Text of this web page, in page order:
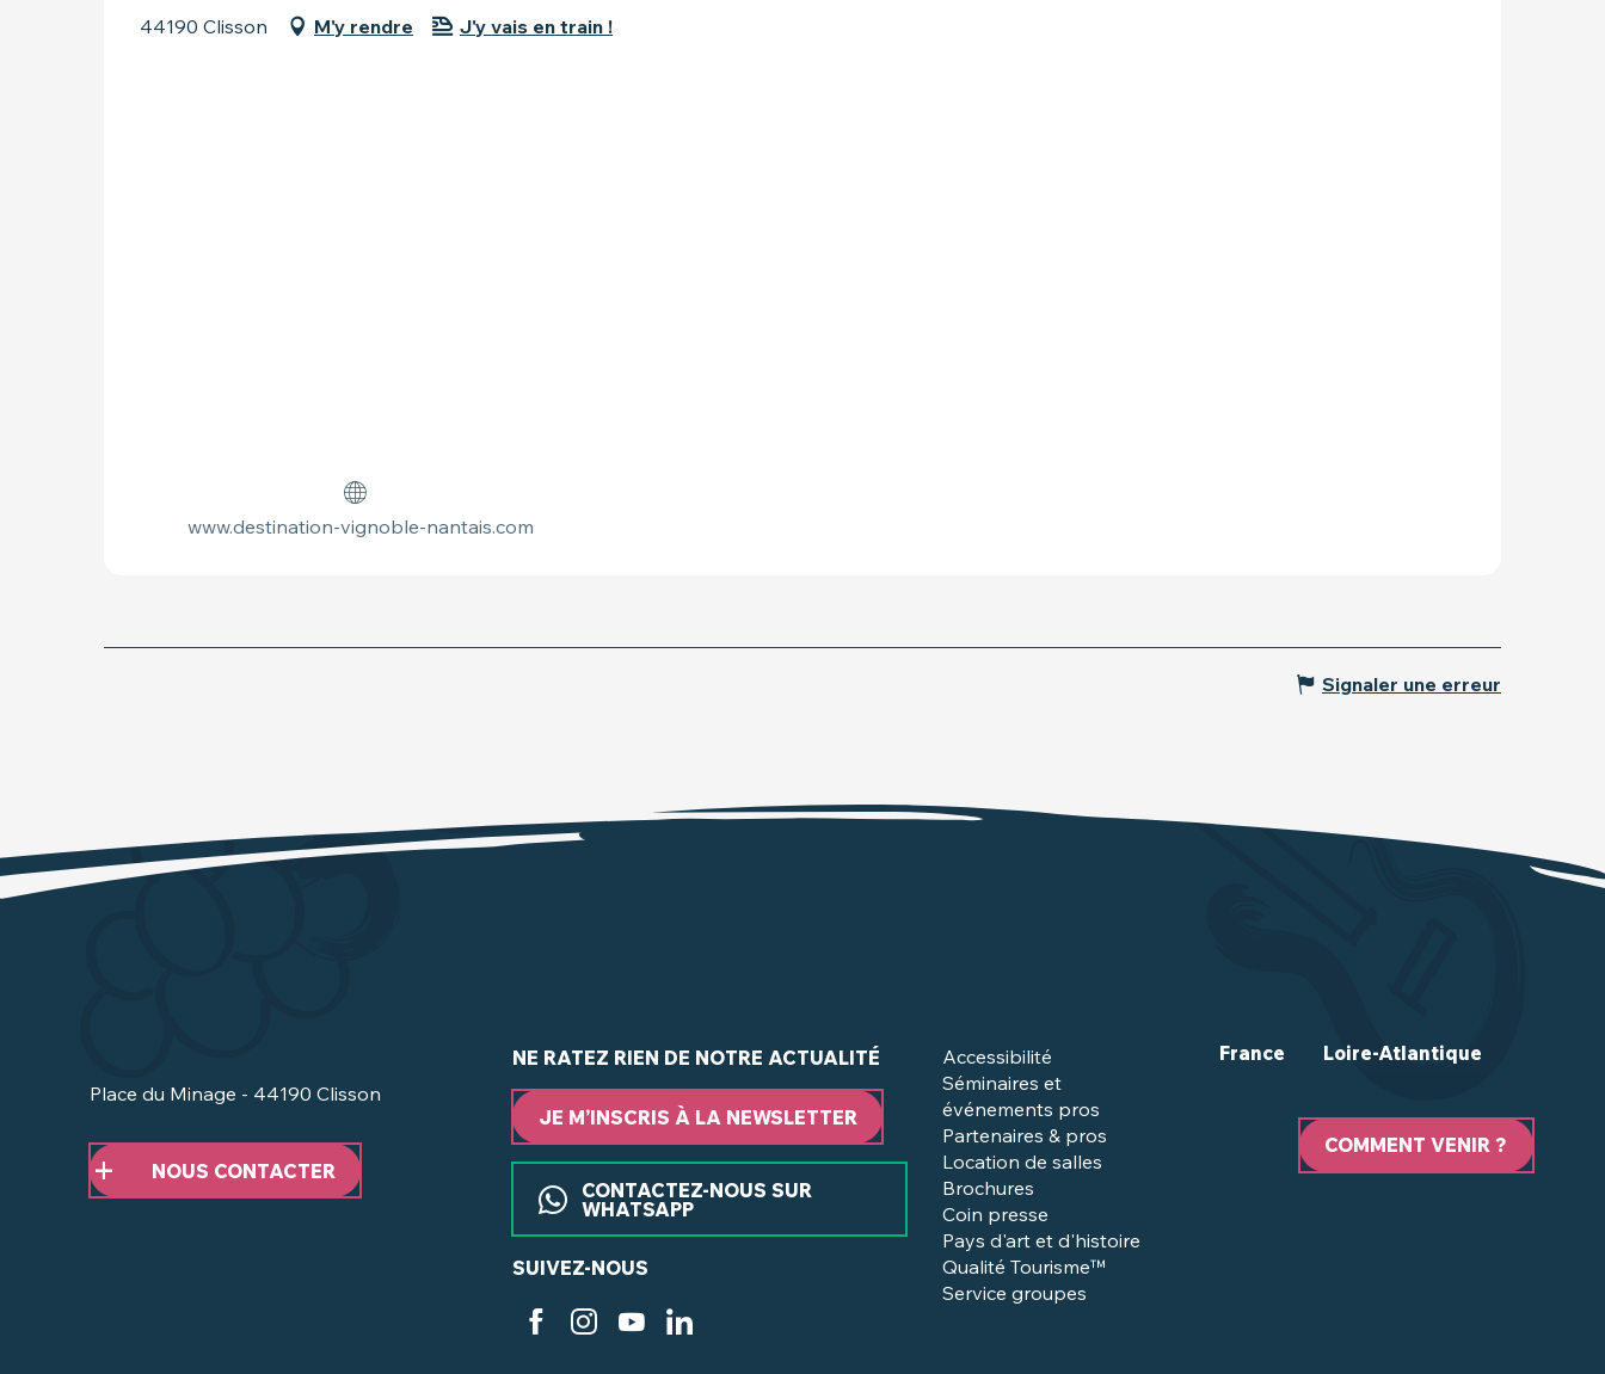
44190 Clisson M'y rendre J'y vais en train !
www.destination-vignoble-nantais.com
Signaler une erreur
Place du Minage - 44190 Clisson
NOUS CONTACTER
NE RATEZ RIEN DE NOTRE ACTUALITÉ
JE M’INSCRIS À LA NEWSLETTER
CONTACTEZ-NOUS SUR
WHATSAPP
SUIVEZ-NOUS
Accessibilité
Séminaires et
événements pros
Partenaires & pros
Location de salles
Brochures
Coin presse
Pays d'art et d'histoire
Qualité Tourisme™
Service groupes
COMMENT VENIR ?
France Loire-Atlantique